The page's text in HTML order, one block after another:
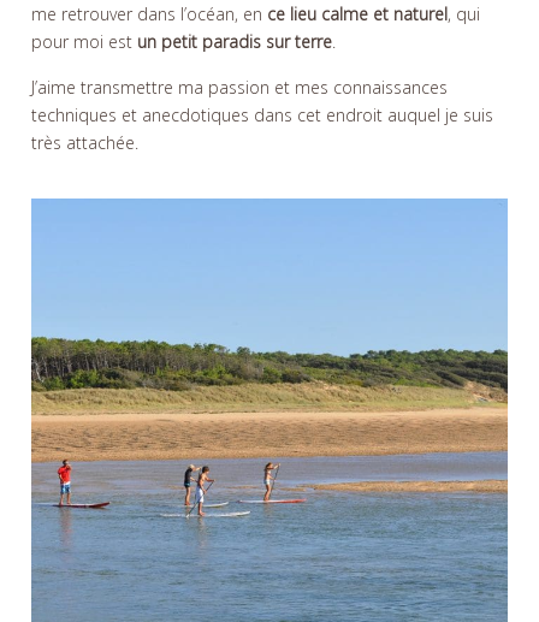
me retrouver dans l’océan, en ce lieu calme et naturel, qui
pour moi est un petit paradis sur terre.
J’aime transmettre ma passion et mes connaissances
techniques et anecdotiques dans cet endroit auquel je suis
très attachée.